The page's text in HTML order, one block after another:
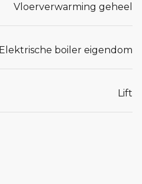
Vloerverwarming geheel
Elektrische boiler eigendom
Lift